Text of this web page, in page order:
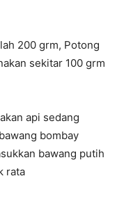
200 grm, Potong
sekitar 100 grm
api sedang
bombay
bawang putih
rata